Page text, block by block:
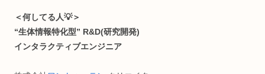
Profile:まる。